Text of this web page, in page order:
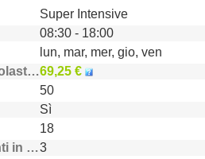
Super Intensive
08:30 - 18:00
lun, mar, mer, gio, ven
Tasse amministrative scolastiche69,25 €
50
Sì
18
Numero medio di studenti in classe3